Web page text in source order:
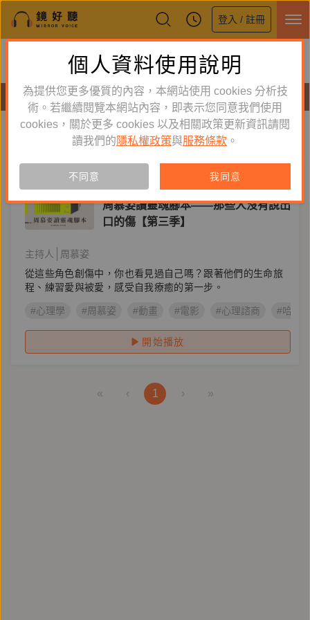
登入 / 註冊
鏡好聽全新APP上線
體驗全面升級，即刻下載
節目
新到舊 舊到新
周慕姿讀靈魂腳本——那些人沒有說出
口的傷【第三季】
主持人
周慕姿
從這些角色創傷中，你也看見過自己嗎？跟著他們的生命旅
程、練習愛與被愛，感受自我療癒的第一步。
#心理學 #周慕姿 #動畫 #電影 #心理諮商 #哈利
開始播放
« ‹ 1 › »
個人資料使用說明
為提供您更多優質的內容，本網站使用 cookies 分析技
術。若繼續閱覽本網站內容，即表示您同意我們使用
cookies，關於更多 cookies 以及相關政策更新資訊請閱
讀我們的 隱私權政策與服務條款 。
不同意 我同意